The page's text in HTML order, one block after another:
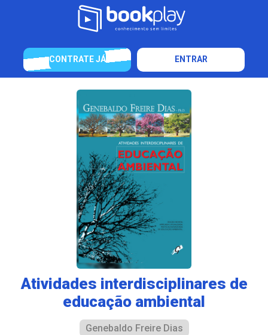
CONTRATE JÁ ENTRAR
Atividades interdisciplinares de
educação ambiental
Genebaldo Freire Dias